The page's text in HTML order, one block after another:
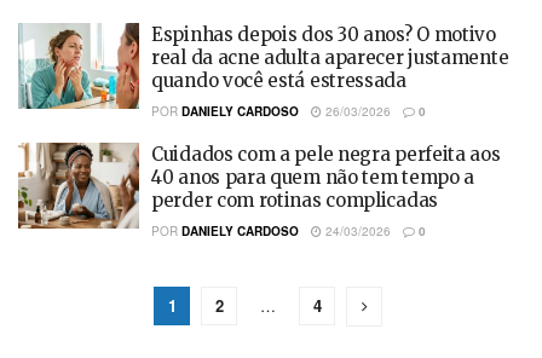
Espinhas depois dos 30 anos? O motivo
real da acne adulta aparecer justamente
quando você está estressada
POR DANIELY CARDOSO 26/03/2026 0
Cuidados com a pele negra perfeita aos
40 anos para quem não tem tempo a
perder com rotinas complicadas
POR DANIELY CARDOSO 24/03/2026 0
1 2 … 4